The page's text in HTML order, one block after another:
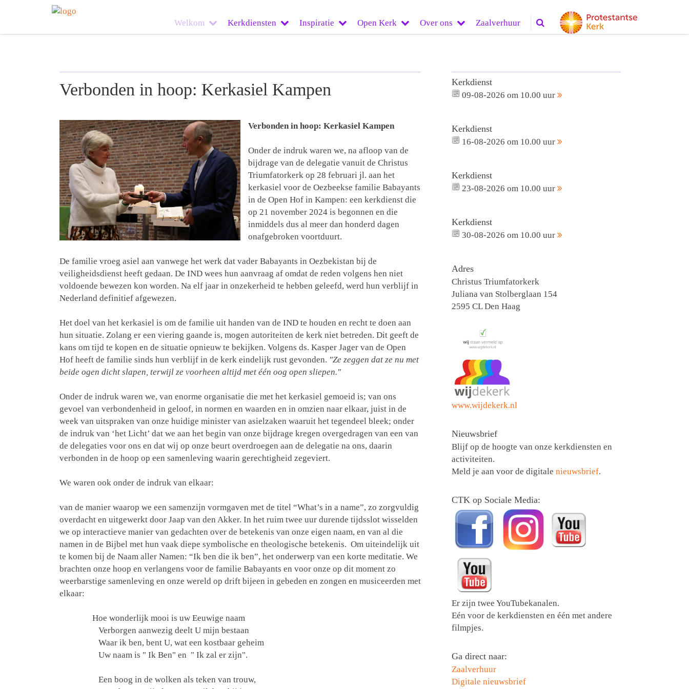
Welkom Kerkdiensten Inspiratie Open Kerk Over ons Zaalverhuur
Verbonden in hoop: Kerkasiel Kampen
Verbonden in hoop: Kerkasiel Kampen
Onder de indruk waren we, na afloop van de
bijdrage van de delegatie vanuit de Christus
Triumfatorkerk op 28 februari jl. aan het
kerkasiel voor de Oezbeekse familie Babayants
in de Open Hof in Kampen: een kerkdienst die
op 21 november 2024 is begonnen en die
inmiddels dus al meer dan honderd dagen
onafgebroken voortduurt.
De familie vroeg asiel aan vanwege het werk dat vader Babayants in Oezbekistan bij de
veiligheidsdienst heeft gedaan. De IND wees hun aanvraag af omdat de reden volgens hen niet
voldoende bewezen kon worden. Na elf jaar in onzekerheid te hebben geleefd, werd hun verblijf in
Nederland definitief afgewezen.
Het doel van het kerkasiel is om de familie uit handen van de IND te houden en recht te doen aan
hun situatie. Zolang er een viering gaande is, mogen autoriteiten de kerk niet betreden. Dit geeft de
kans om tijd te kopen en de situatie opnieuw te bekijken. Volgens ds. Kasper Jager van de Open
Hof heeft de familie sinds hun verblijf in de kerk eindelijk rust gevonden. "Ze zeggen dat ze nu met
beide ogen dicht slapen, terwijl ze voorheen altijd met één oog open sliepen."
Onder de indruk waren we, van enorme organisatie die met het kerkasiel gemoeid is; van ons
gevoel van verbondenheid in geloof, in normen en waarden en in omzien naar elkaar, juist in de
week van uitspraken van onze huidige minister van asielzaken waaruit het tegendeel bleek; onder
de indruk van ‘het Licht’ dat we aan het begin van onze bijdrage kregen overgedragen van een van
de delegaties voor ons en dat wij op onze beurt overdroegen aan de delegatie na ons, daarin
verbonden in de hoop op een samenleving waarin gerechtigheid zegeviert.
We waren ook onder de indruk van elkaar:
van de manier waarop we een samenzijn vormgaven met de titel “What’s in a name”, zo zorgvuldig
overdacht en uitgewerkt door Jaap van den Akker. In het ruim twee uur durende tijdsslot wisselden
we op interactieve manier van gedachten over de betekenis van onze eigen naam, en van al die
namen in de Bijbel met hun vaak diepe symbolische en theologische betekenis. Om uiteindelijk uit
te komen bij de Naam aller Namen: “Ik ben die ik ben”, het onderwerp van een korte meditatie. We
brachten onze hoop en verlangens voor de familie Babayants en voor onze op dit moment zo
weerbarstige samenleving en onze wereld op drift bijeen in gebeden en zongen en musiceerden met
elkaar:
Hoe wonderlijk mooi is uw Eeuwige naam
Verborgen aanwezig deelt U mijn bestaan
Waar ik ben, bent U, wat een kostbaar geheim
Uw naam is " Ik Ben" en " Ik zal er zijn".
Een boog in de wolken als teken van trouw,
Kerkdienst
09-08-2026 om 10.00 uur
Kerkdienst
16-08-2026 om 10.00 uur
Kerkdienst
23-08-2026 om 10.00 uur
Kerkdienst
30-08-2026 om 10.00 uur
Adres
Christus Triumfatorkerk
Juliana van Stolberglaan 154
2595 CL Den Haag
www.wijdekerk.nl
Nieuwsbrief
Blijf op de hoogte van onze kerkdiensten en
activiteiten.
Meld je aan voor de digitalenieuwsbrief.
CTK op Sociale Media:
Er zijn twee YouTubekanalen.
Eén voor de kerkdiensten en één met andere
filmpjes.
Ga direct naar:
Zaalverhuur
Digitale nieuwsbrief